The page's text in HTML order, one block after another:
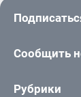
Сообщить
Рубрики